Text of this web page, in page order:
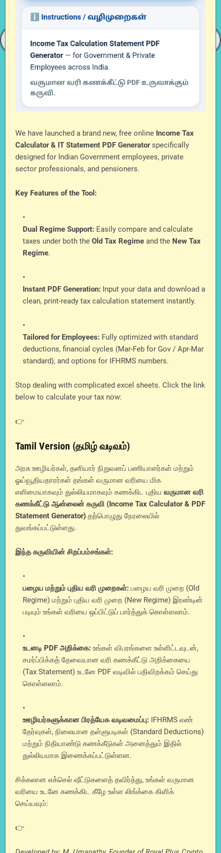
We have launched a brand new, free online Income Tax
Calculator & IT Statement PDF Generatorspecifically
designed for Indian Government employees, private
sector professionals, and pensioners.
Key Features of the Tool:
Dual Regime Support: Easily compare and calculate
taxes under both the Old Tax Regime and the New Tax
Regime.
Instant PDF Generation: Input your data and download a
clean, print-ready tax calculation statement instantly.
Tailored for Employees: Fully optimized with standard
deductions, financial cycles (Mar-Feb for Gov / Apr-Mar
standard), and options for IFHRMS numbers.
Stop dealing with complicated excel sheets. Click the link
below to calculate your tax now:
👉
Tamil Version (தமிழ் வடிவம்)
அரசு ஊழியர்கள், தனியார் நிறுவனப் பணியாளர்கள் மற்றும்
ஓய்வூதியதாரர்கள் தங்கள் வருமான வரியை மிக
எளிமையாகவும் துல்லியமாகவும் கணக்கிட புதிய வருமான வரி
கணக்கீட்டு ஆன்லைன் கருவி (Income Tax Calculator & PDF
Statement Generator) தற்பொழுது நேரலையில்
துவங்கப்பட்டுள்ளது.
இந்த கருவியின் சிறப்பம்சங்கள்:
பழைய மற்றும் புதிய வரி முறைகள்: பழைய வரி முறை (Old
Regime) மற்றும் புதிய வரி முறை (New Regime) இரண்டின்
படியும் உங்கள் வரியை ஒப்பிட்டுப் பார்த்துக் கொள்ளலாம்.
உடனடி PDF அறிக்கை: உங்கள் விபரங்களை உள்ளிட்டவுடன்,
சமர்ப்பிக்கத் தேவையான வரி கணக்கீட்டு அறிக்கையை
(Tax Statement) உடனே PDF வடிவில் பதிவிறக்கம் செய்து
கொள்ளலாம்.
ஊழியர்களுக்கான பிரத்யேக வடிவமைப்பு: IFHRMS எண்
தேர்வுகள், நிலையான தள்ளுபடிகள் (Standard Deductions)
மற்றும் நிதியாண்டு கணக்கீடுகள் அனைத்தும் இதில்
துல்லியமாக இணைக்கப்பட்டுள்ளன.
சிக்கலான எக்செல் ஷீட்டுகளைத் தவிர்த்து, உங்கள் வருமான
வரியை உடனே கணக்கிட கீழே உள்ள லிங்க்கை கிளிக்
செய்யவும்:
👉